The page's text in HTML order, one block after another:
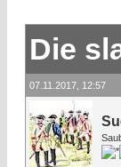
Die
07.11.2017, 12:57